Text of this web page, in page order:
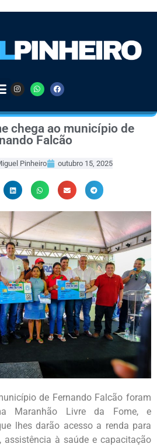
chega ao município de
Falcão
Pinheiro outubro 15, 2025
de Fernando Falcão foram
Maranhão Livre da Fome, e
lhes darão acesso a renda para
assistência à saúde e capacitação